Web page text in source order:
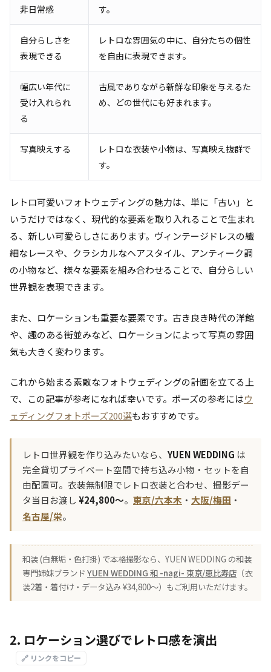
非日常感
す。
自分らしさを
表現できる
レトロな雰囲気の中に、自分たちの個性
を自由に表現できます。
幅広い年代に
受け入れられ
る
古風でありながら新鮮な印象を与えるた
め、どの世代にも好まれます。
写真映えする
レトロな衣装や小物は、写真映え抜群で
す。
レトロ可愛いフォトウェディングの魅力は、単に「古い」と
いうだけではなく、現代的な要素を取り入れることで生まれ
る、新しい可愛らしさにあります。ヴィンテージドレスの繊
細なレースや、クラシカルなヘアスタイル、アンティーク調
の小物など、様々な要素を組み合わせることで、自分らしい
世界観を表現できます。
また、ロケーションも重要な要素です。古き良き時代の洋館
や、趣のある街並みなど、ロケーションによって写真の雰囲
気も大きく変わります。
これから始まる素敵なフォトウェディングの計画を立てる上
で、この記事が参考になれば幸いです。ポーズの参考にはウ
ェディングフォトポーズ200選もおすすめです。
レトロ世界観を作り込みたいなら、 YUEN WEDDING は
完全貸切プライベート空間で持ち込み小物・セットを自
由配置可。衣装無制限でレトロ衣装と合わせ、撮影デー
タ当日お渡し¥24,800〜。 東京/六本木 ・ 大阪/梅田 ・
名古屋/栄。
和装 (白無垢・色打掛) で本格撮影なら、YUEN WEDDING の和装
専門姉妹ブランド YUEN WEDDING 和 -nagi- 東京/恵比寿店 （衣
装2着・着付け・データ込み ¥34,800〜）もご利用いただけます。
2. ロケーション選びでレトロ感を演出
🔗 リンクをコピー